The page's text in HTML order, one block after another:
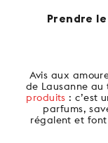
Prendre
Avis aux
de Lausanne au
produits : c’est
parfums,
régalent et font